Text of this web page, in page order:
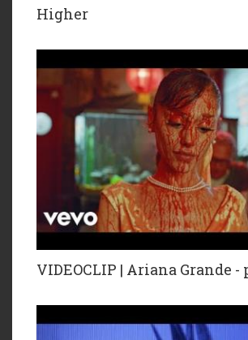
Higher
VIDEOCLIP | Ariana Grande -